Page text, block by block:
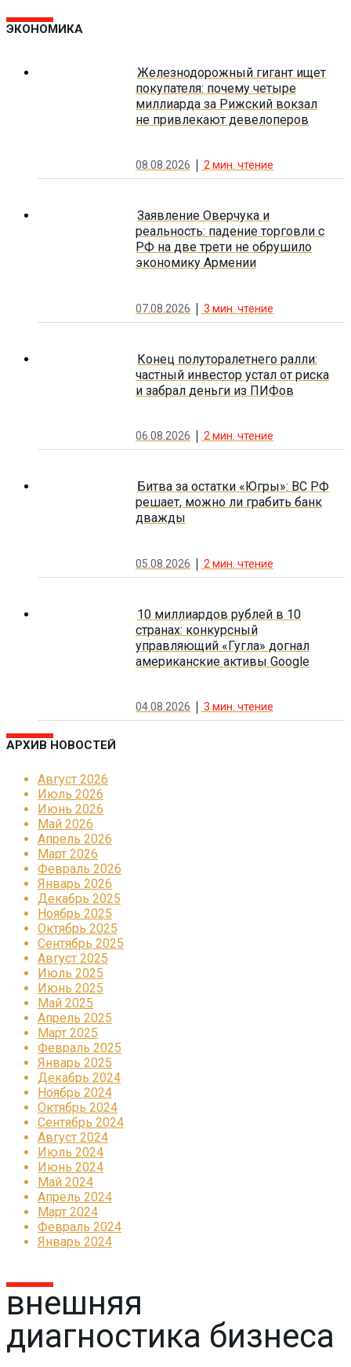
ЭКОНОМИКА
Железнодорожный гигант ищет
покупателя: почему четыре
миллиарда за Рижский вокзал
не привлекают девелоперов
08.08.2026 2 мин. чтение
Заявление Оверчука и
реальность: падение торговли с
РФ на две трети не обрушило
экономику Армении
07.08.2026 3 мин. чтение
Конец полуторалетнего ралли:
частный инвестор устал от риска
и забрал деньги из ПИФов
06.08.2026 2 мин. чтение
Битва за остатки «Югры»: ВС РФ
решает, можно ли грабить банк
дважды
05.08.2026 2 мин. чтение
10 миллиардов рублей в 10
странах: конкурсный
управляющий «Гугла» догнал
американские активы Google
04.08.2026 3 мин. чтение
АРХИВ НОВОСТЕЙ
Август 2026
Июль 2026
Июнь 2026
Май 2026
Апрель 2026
Март 2026
Февраль 2026
Январь 2026
Декабрь 2025
Ноябрь 2025
Октябрь 2025
Сентябрь 2025
Август 2025
Июль 2025
Июнь 2025
Май 2025
Апрель 2025
Март 2025
Февраль 2025
Январь 2025
Декабрь 2024
Ноябрь 2024
Октябрь 2024
Сентябрь 2024
Август 2024
Июль 2024
Июнь 2024
Май 2024
Апрель 2024
Март 2024
Февраль 2024
Январь 2024
внешняя
диагностика бизнеса